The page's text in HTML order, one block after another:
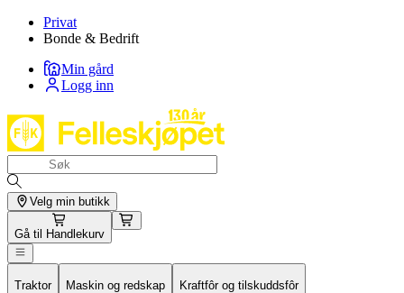
Privat
Bonde & Bedrift
Min gård
Logg inn
Velg min butikk
Gå til Handlekurv
Traktor Maskin og redskap Kraftfôr og tilskuddsfôr